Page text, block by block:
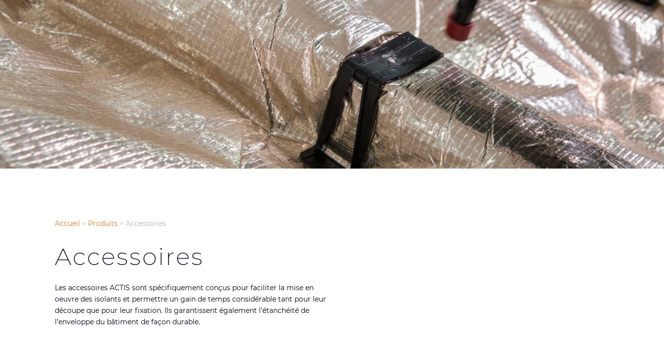
Accueil > Produits > Accessoires
Accessoires
Les accessoires ACTIS sont spécifiquement conçus pour faciliter la mise en
oeuvre des isolants et permettre un gain de temps considérable tant pour leur
découpe que pour leur fixation. Ils garantissent également l’étanchéité de
l’enveloppe du bâtiment de façon durable.